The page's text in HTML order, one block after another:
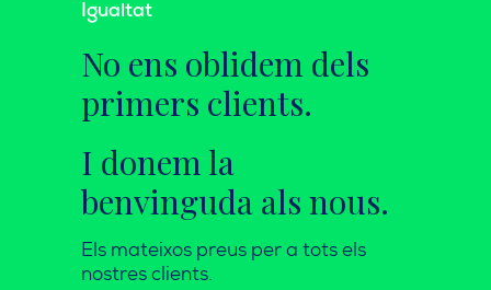
Igualtat
No ens oblidem dels
primers clients.
I donem la
benvinguda als nous.
Els mateixos preus per a tots els
nostres clients.